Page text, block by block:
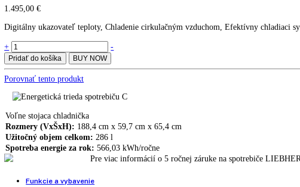
LIEBHERR MRFvd 4011-744
MRFvd 4011 744
Gastro chladnička LIEBHERR MRFvc 3501
Chladnička LIEBHERR MRFec 3501
1.495,00€
Digitálny ukazovateľ teploty, Chladenie cirkulačným vzduchom, Efektívny
LIEBHERR